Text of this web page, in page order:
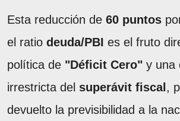
Esta reducción de 60 puntos
el ratio deuda/PBI es el fruto
política de "Déficit Cero" y una
irrestricta del superávit fiscal ,
devuelto la previsibilidad a la